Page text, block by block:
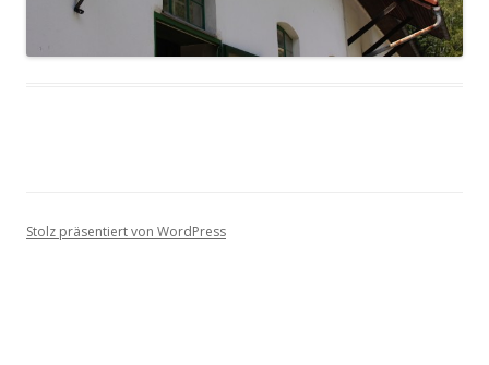
Stolz präsentiert von WordPress